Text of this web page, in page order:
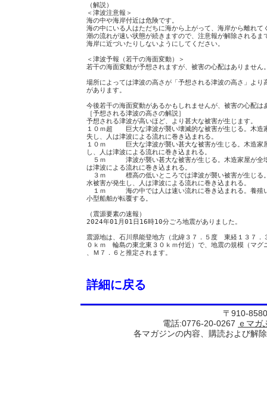
（解説）
＜津波注意報＞
海の中や海岸付近は危険です。
海の中にいる人はただちに海から上がって、海岸から離れて
潮の流れが速い状態が続きますので、注意報が解除されるま
海岸に近づいたりしないようにしてください。
＜津波予報（若干の海面変動）＞
若干の海面変動が予想されますが、被害の心配はありません
場所によっては津波の高さが「予想される津波の高さ」より
があります。
今後若干の海面変動があるかもしれませんが、被害の心配は
［予想される津波の高さの解説］
予想される津波が高いほど、より甚大な被害が生じます。
１０ｍ超 巨大な津波が襲い壊滅的な被害が生じる。木造
失し、人は津波による流れに巻き込まれる。
１０ｍ 巨大な津波が襲い甚大な被害が生じる。木造家
し、人は津波による流れに巻き込まれる。
５ｍ 津波が襲い甚大な被害が生じる。木造家屋が全
は津波による流れに巻き込まれる。
３ｍ 標高の低いところでは津波が襲い被害が生じる
水被害が発生し、人は津波による流れに巻き込まれる。
１ｍ 海の中では人は速い流れに巻き込まれる。養殖
小型船舶が転覆する。
（震源要素の速報）
2024年01月01日16時10分ごろ地震がありました。
震源地は、石川県能登地方（北緯３７．５度 東経１３７
０ｋｍ 輪島の東北東３０ｋｍ付近）で、地震の規模（マグ
、Ｍ７．６と推定されます。
詳細に戻る
〒910-
電話:0776-20-0267 ｅマガ
各マガジンの内容、購読および解